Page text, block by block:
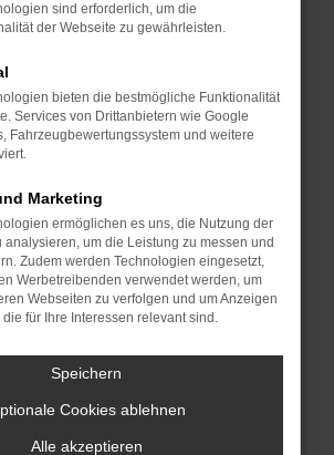
Funktioniert die Seite in einem
oder in einem privaten
Gerät neu.
manchmal helfen,
Probleme zu beheben.
dass dein Browser und dein
auf dem neuesten Stand
Software birgt nicht nur ein
sondern kann auch dazu
bestimmte Funktionen nicht
werden.
an den Webseitenbetreiber.
oben genannten Schritte
kontaktiere uns bitte. Wir
sind erforderlich, um die
der Webseite zu gewährleisten.
bieten die bestmögliche Funktionalität
Services von Drittanbietern wie Google
Fahrzeugbewertungssystem und weitere
Marketing
ermöglichen es uns, die Nutzung der
analysieren, um die Leistung zu messen und
Zudem werden Technologien eingesetzt,
Werbetreibenden verwendet werden, um
Webseiten zu verfolgen und um Anzeigen
für Ihre Interessen relevant sind.
Speichern
Cookies ablehnen
Alle akzeptieren